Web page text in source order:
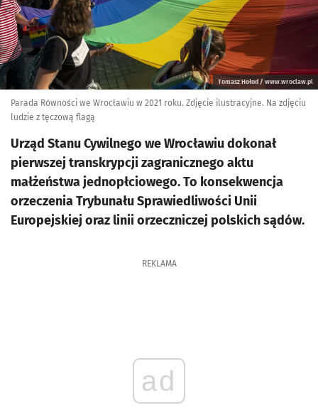
Tomasz Hołod / www.wroclaw.pl
Parada Równości we Wrocławiu w 2021 roku. Zdjęcie ilustracyjne. Na zdjęciu
ludzie z tęczową flagą
Urząd Stanu Cywilnego we Wrocławiu dokonał
pierwszej transkrypcji zagranicznego aktu
małżeństwa jednopłciowego. To konsekwencja
orzeczenia Trybunału Sprawiedliwości Unii
Europejskiej oraz linii orzeczniczej polskich sądów.
REKLAMA
ad